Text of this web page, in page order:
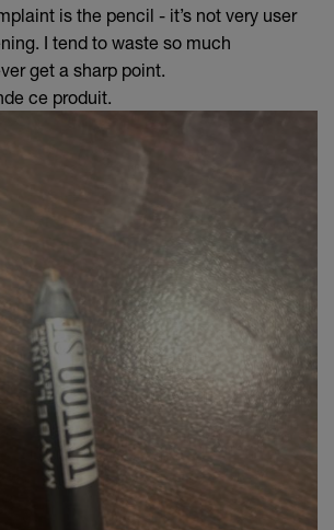
is the pencil - it’s not very user
I tend to waste so much
get a sharp point.
ce produit.